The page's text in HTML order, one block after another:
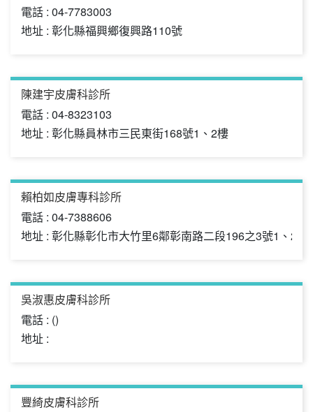
電話 : 04-7783003
地址 : 彰化縣福興鄉復興路110號
陳建宇皮膚科診所
電話 : 04-8323103
地址 : 彰化縣員林市三民東街168號1、2樓
賴柏如皮膚專科診所
電話 : 04-7388606
地址 : 彰化縣彰化市大竹里6鄰彰南路二段196之3號1、2樓
吳淑惠皮膚科診所
電話 : ()
地址 :
豐綺皮膚科診所